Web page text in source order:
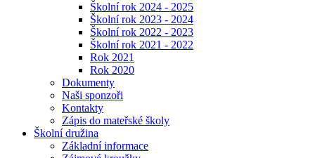
Školní rok 2024 - 2025
Školní rok 2023 - 2024
Školní rok 2022 - 2023
Školní rok 2021 - 2022
Rok 2021
Rok 2020
Dokumenty
Naši sponzoři
Kontakty
Zápis do mateřské školy
Školní družina
Základní informace